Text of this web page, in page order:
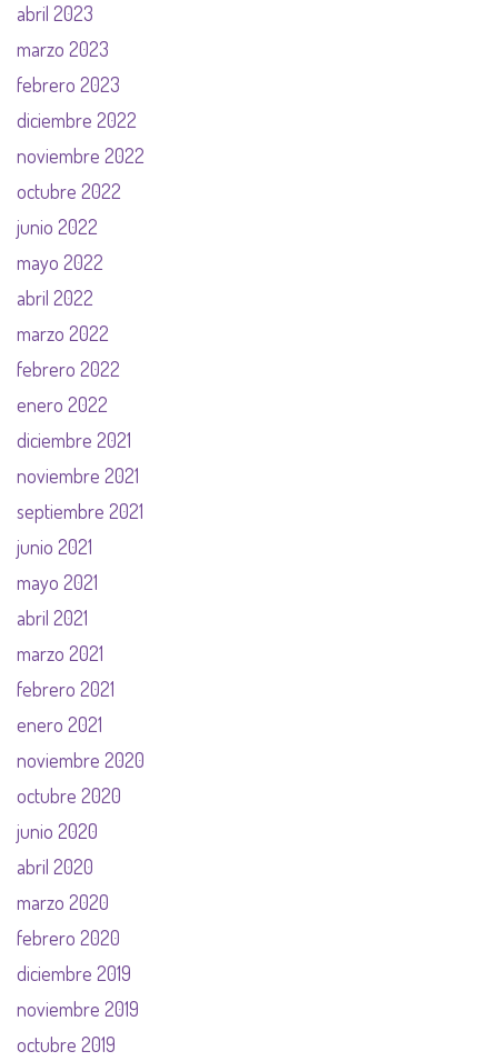
abril 2023
marzo 2023
febrero 2023
diciembre 2022
noviembre 2022
octubre 2022
junio 2022
mayo 2022
abril 2022
marzo 2022
febrero 2022
enero 2022
diciembre 2021
noviembre 2021
septiembre 2021
junio 2021
mayo 2021
abril 2021
marzo 2021
febrero 2021
enero 2021
noviembre 2020
octubre 2020
junio 2020
abril 2020
marzo 2020
febrero 2020
diciembre 2019
noviembre 2019
octubre 2019